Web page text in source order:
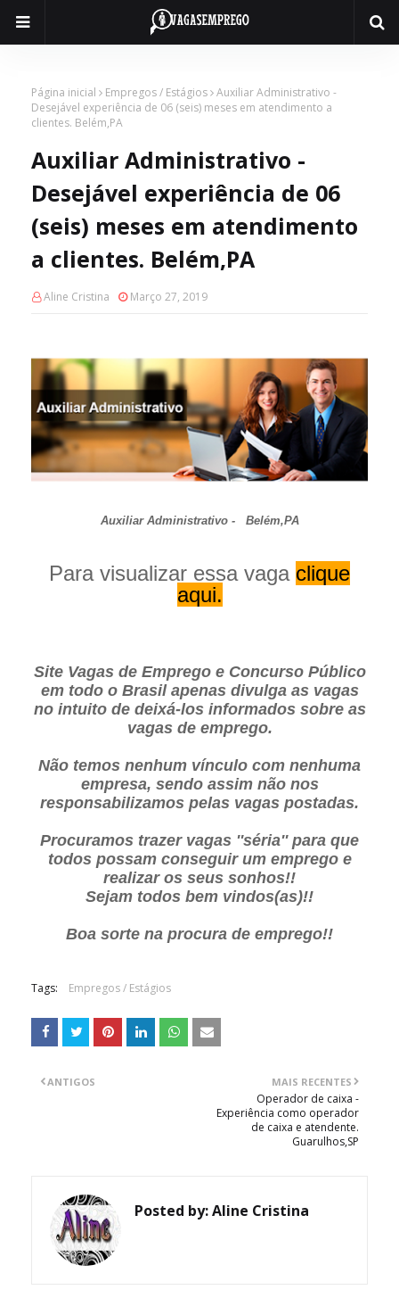
Página inicial Empregos / Estágios Auxiliar Administrativo -
Desejável experiência de 06 (seis) meses em atendimento a
clientes. Belém,PA
Auxiliar Administrativo -
Desejável experiência de 06
(seis) meses em atendimento
a clientes. Belém,PA
Aline Cristina Março 27, 2019
Auxiliar Administrativo - Belém,PA
Para visualizar essa vaga clique
aqui.
Site Vagas de Emprego e Concurso Público
em todo o Brasil apenas divulga as vagas
no intuito de deixá-los informados sobre as
vagas de emprego.
Não temos nenhum vínculo com nenhuma
empresa, sendo assim não nos
responsabilizamos pelas vagas postadas.
Procuramos trazer vagas ''séria'' para que
todos possam conseguir um emprego e
realizar os seus sonhos!!
Sejam todos bem vindos(as)!!
Boa sorte na procura de emprego!!
Tags: Empregos / Estágios
MAIS RECENTES
Operador de caixa -
Experiência como operador
de caixa e atendente.
Guarulhos,SP
ANTIGOS
Posted by:Aline Cristina